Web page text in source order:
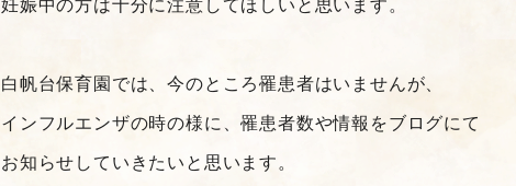
妊娠中の方は十分に注意してほしいと思います。
白帆台保育園では、今のところ罹患者はいませんが、
インフルエンザの時の様に、罹患者数や情報をブログにて
お知らせしていきたいと思います。